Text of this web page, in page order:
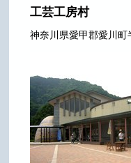
工芸工房村
神奈川県愛甲郡愛川町